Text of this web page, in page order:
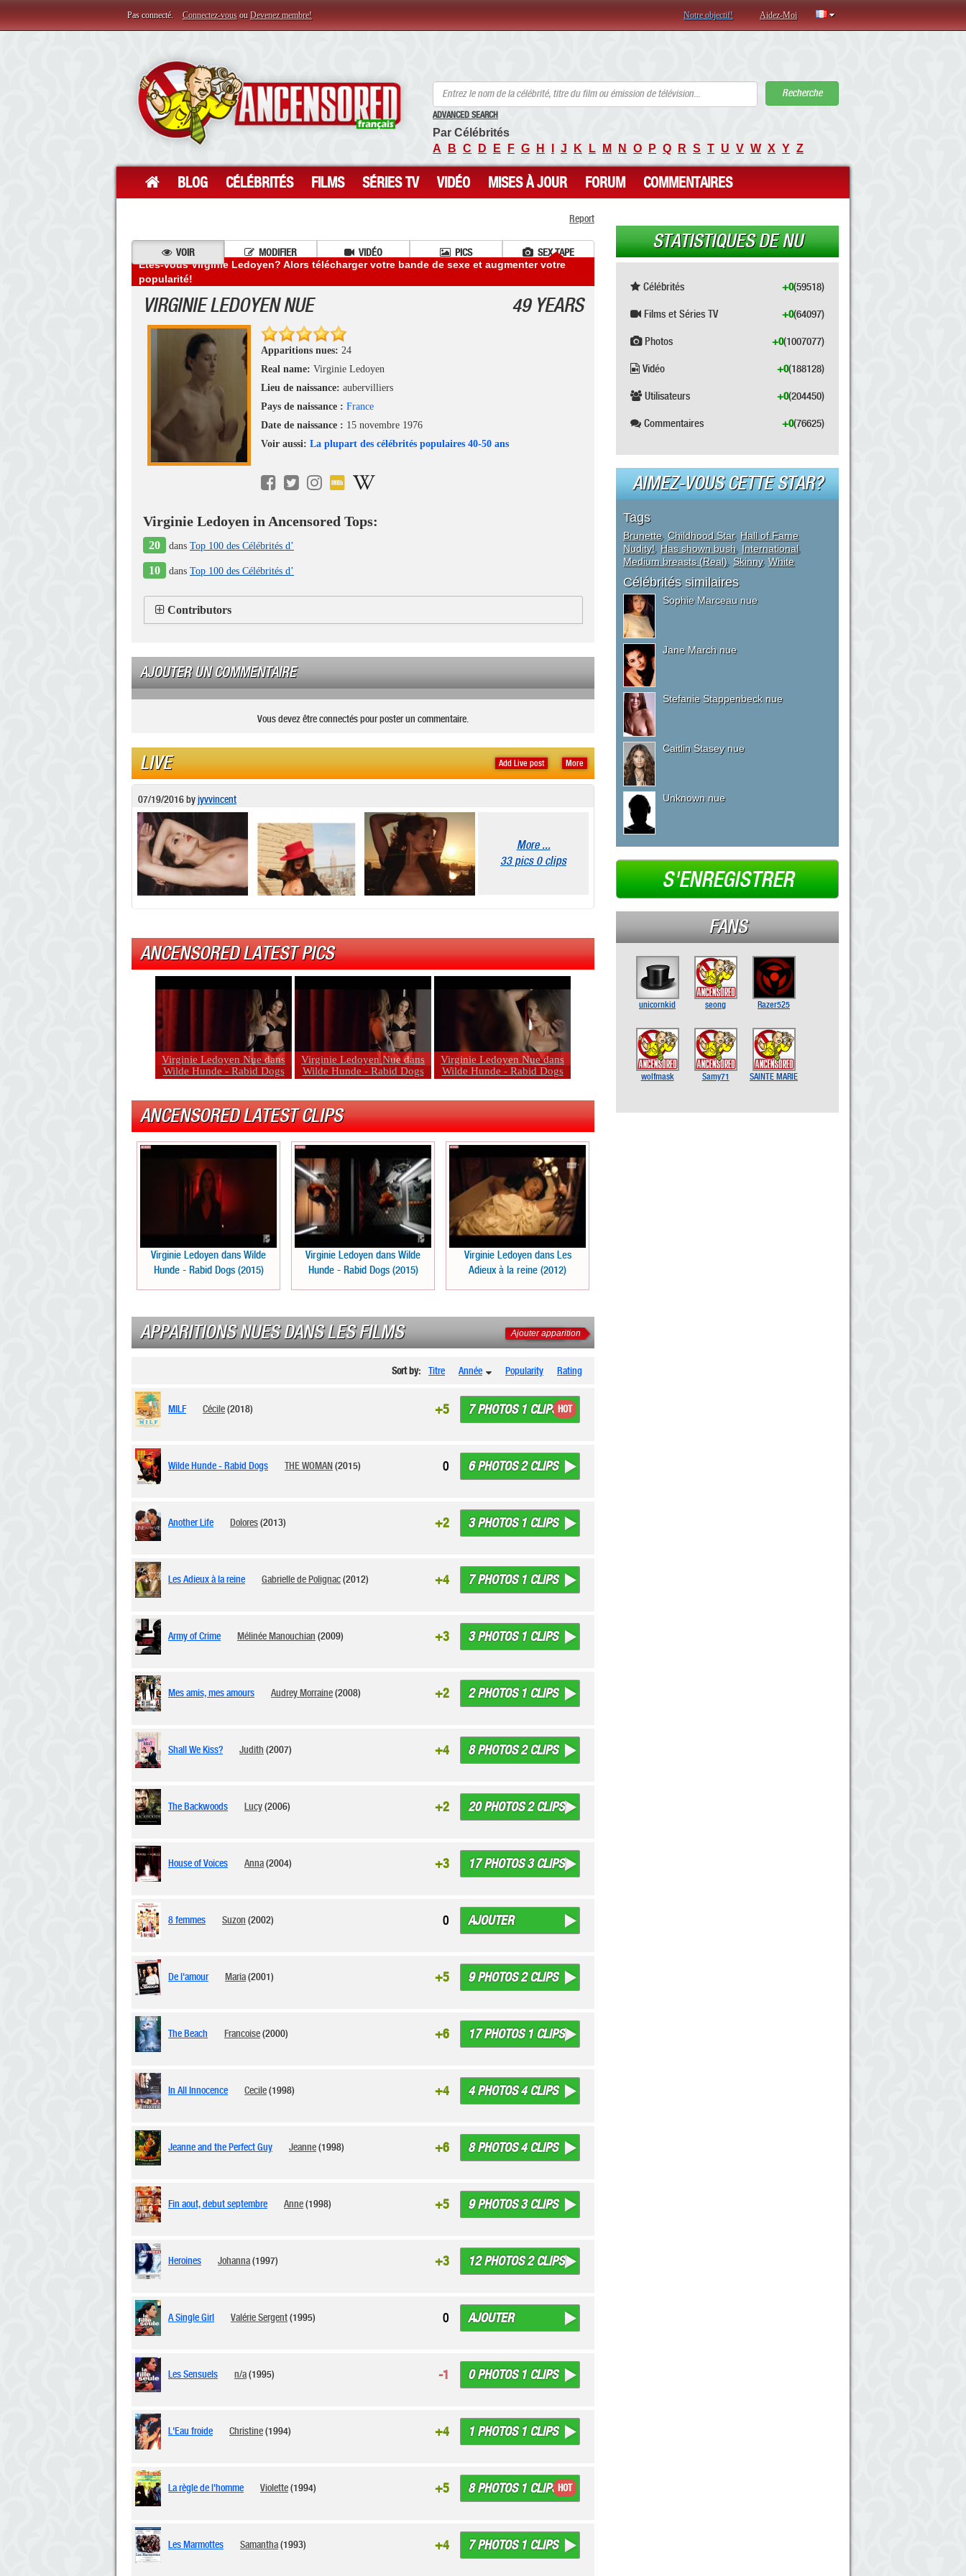
Pas connecté. Connectez-vous ou Devenez membre! Notre objectif! Aidez-Moi
Recherche
ADVANCED SEARCH
Par Célébrités
A
B C D E F G H J K L M N O P Q R S T U V W X Y Z
BLOG CÉLÉBRITÉS FILMS SÉRIES TV VIDÉO MISES À JOUR FORUM COMMENTAIRES
Report
VOIR MODIFIER VIDÉO PICS
SEX TAPE
Êtes-vous Virginie Ledoyen? Alors télécharger votre bande de sexe et augmenter votre
popularité!
VIRGINIE LEDOYEN NUE 49 YEARS
Apparitions nues: 24
Real name: Virginie Ledoyen
Lieu de naissance: aubervilliers
Pays de naissance : France
Date de naissance : 15 novembre 1976
Voir aussi: La plupart des célébrités populaires 40-50 ans
Virginie Ledoyen in Ancensored Tops:
20 dans Top 100 des Célébrités d’
10 dans Top 100 des Célébrités d’
Contributors
AJOUTER UN COMMENTAIRE
Vous devez être connectés pour poster un commentaire.
More
Add Live post
LIVE
07/19/2016byjyvvincent
More ...
33 pics 0 clips
ANCENSORED LATEST PICS
Virginie Ledoyen Nue dans
Wilde Hunde - Rabid Dogs
Virginie Ledoyen Nue dans
Wilde Hunde - Rabid Dogs
Virginie Ledoyen Nue dans
Wilde Hunde - Rabid Dogs
ANCENSORED LATEST CLIPS
Virginie Ledoyen dans Wilde
Hunde - Rabid Dogs (2015)
Virginie Ledoyen dans Wilde
Hunde - Rabid Dogs (2015)
Virginie Ledoyen dans Les
Adieux à la reine (2012)
APPARITIONS NUES DANS LES FILMS Ajouter apparition
Sort by: Titre Année Popularity Rating
MILF Cécile(2018) 7 PHOTOS 1 CLIPS
+5 HOT
Wilde Hunde - Rabid Dogs THE WOMAN(2015) 6 PHOTOS 2 CLIPS
0
Another Life Dolores(2013) 3 PHOTOS 1 CLIPS
+2
Les Adieux à la reine Gabrielle de Polignac(2012) 7 PHOTOS 1 CLIPS
+4
Army of Crime Mélinée Manouchian (2009) 3 PHOTOS 1 CLIPS
+3
Mes amis, mes amours Audrey Morraine(2008) 2 PHOTOS 1 CLIPS
+2
Shall We Kiss? Judith (2007) 8 PHOTOS 2 CLIPS
+4
The Backwoods Lucy(2006) 20 PHOTOS 2 CLIPS
+2
House of Voices Anna(2004) 17 PHOTOS 3 CLIPS
+3
8 femmes Suzon (2002) AJOUTER
0
De l'amour Maria(2001) 9 PHOTOS 2 CLIPS
+5
The Beach Francoise(2000) 17 PHOTOS 1 CLIPS
+6
In All Innocence Cecile(1998) 4 PHOTOS 4 CLIPS
+4
Jeanne and the Perfect Guy Jeanne(1998) 8 PHOTOS 4 CLIPS
+6
Fin aout, debut septembre Anne(1998) 9 PHOTOS 3 CLIPS
+5
Heroines Johanna(1997) 12 PHOTOS 2 CLIPS
+3
A Single Girl Valérie Sergent(1995) AJOUTER
0
Les Sensuels n/a(1995) 0 PHOTOS 1 CLIPS
-1
L'Eau froide Christine(1994) 1 PHOTOS 1 CLIPS
+4
La règle de l'homme Violette(1994) 8 PHOTOS 1 CLIPS
+5 HOT
Les Marmottes Samantha(1993) 7 PHOTOS 1 CLIPS
+4
STATISTIQUES DE NU
Célébrités (59518)
+0
Films et Séries TV (64097)
+0
Photos (1007077)
+0
Vidéo (188128)
+0
Utilisateurs (204450)
+0
Commentaires (76625)
+0
AIMEZ-VOUS CETTE STAR?
Tags
Brunette, Childhood Star, Hall of Fame
Nudity! Has shown bush International,
Medium breasts (Real) Skinny, White
Célébrités similaires
Sophie Marceau nue
Jane March nue
Stefanie Stappenbeck nue
Caitlin Stasey nue
Unknown nue
S'ENREGISTRER
FANS
unicornkid seong Razer525
wolfmask Samy71 SAINTE MARIE